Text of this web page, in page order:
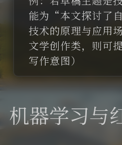
能为“本文探讨了
技术的原理与应用
文学创作类，则可
写作意图）
机器学习与